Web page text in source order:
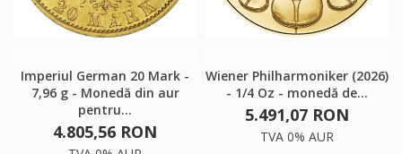
Imperiul German 20 Mark -
7,96 g - Monedă din aur
pentru...
4.805,56 RON
Wiener Philharmoniker (2026)
- 1/4 Oz - monedă de...
5.491,07 RON
TVA 0% AUR